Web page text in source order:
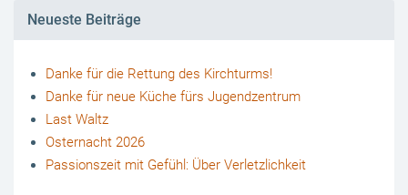
Neueste Beiträge
Danke für die Rettung des Kirchturms!
Danke für neue Küche fürs Jugendzentrum
Last Waltz
Osternacht 2026
Passionszeit mit Gefühl: Über Verletzlichkeit